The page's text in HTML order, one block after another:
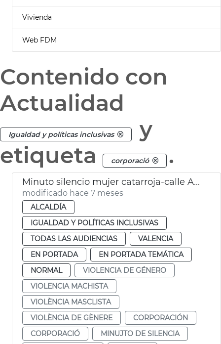
Vivienda
Web FDM
Contenido con
Actualidad
Igualdad y políticas inclusivas
y
etiqueta
corporació .
Minuto silencio mujer catarroja-calle Ana Orantes
modificado hace 7 meses
ALCALDÍA
IGUALDAD Y POLÍTICAS INCLUSIVAS
TODAS LAS AUDIENCIAS
VALENCIA
EN PORTADA
EN PORTADA TEMÁTICA
NORMAL
VIOLENCIA DE GÉNERO
VIOLENCIA MACHISTA
VIOLÈNCIA MASCLISTA
VIOLÈNCIA DE GÈNERE
CORPORACIÓN
CORPORACIÓ
MINUJTO DE SILENCIA